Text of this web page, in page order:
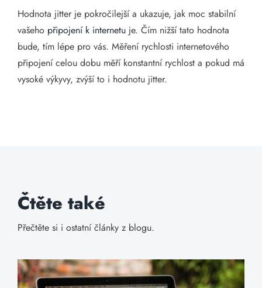
Hodnota jitter je pokročilejší a ukazuje, jak moc stabilní
vašeho připojení k internetu je. Čím nižší tato hodnota
bude, tím lépe pro vás. Měření rychlosti internetového
připojení celou dobu měří konstantní rychlost a pokud má
vysoké výkyvy, zvýší to i hodnotu jitter.
Čtěte také
Přečtěte si i ostatní články z blogu.